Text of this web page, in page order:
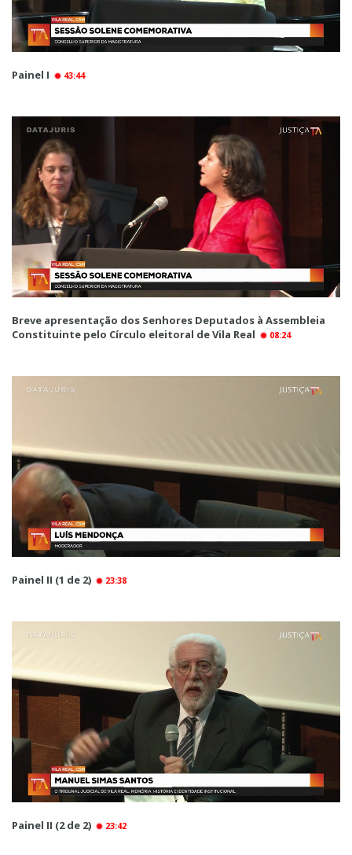
Painel I 43:44
Breve apresentação dos Senhores Deputados à Assembleia
Constituinte pelo Círculo eleitoral de Vila Real
08:24
Painel II (1 de 2) 23:38
Painel II (2 de 2) 23:42